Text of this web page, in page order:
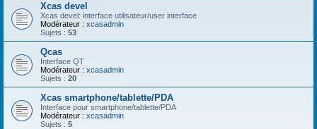
Xcas devel
Xcas devel: interface utilisateur/user interface
Modérateur : xcasadmin
Sujets : 53
Qcas
Interface QT
Modérateur : xcasadmin
Sujets : 20
Xcas smartphone/tablette/PDA
Interface pour smartphone/tablette/PDA
Modérateur : xcasadmin
Sujets : 5